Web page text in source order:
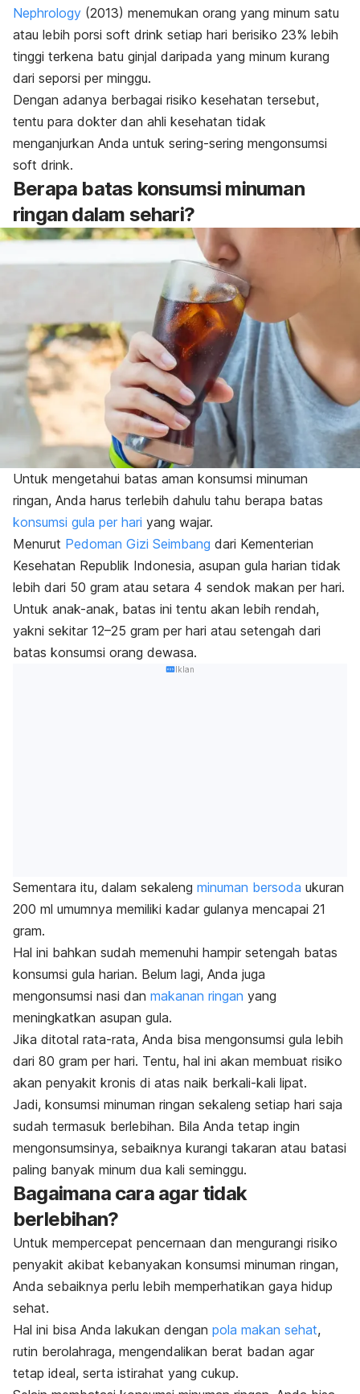
Nephrology (2013) menemukan orang yang minum satu
atau lebih porsi soft drink setiap hari berisiko 23% lebih
tinggi terkena batu ginjal daripada yang minum kurang
dari seporsi per minggu.
Dengan adanya berbagai risiko kesehatan tersebut,
tentu para dokter dan ahli kesehatan tidak
menganjurkan Anda untuk sering-sering mengonsumsi
soft drink.
Berapa batas konsumsi minuman
ringan dalam sehari?
Untuk mengetahui batas aman konsumsi minuman
ringan, Anda harus terlebih dahulu tahu berapa batas
konsumsi gula per hari yang wajar.
Menurut Pedoman Gizi Seimbang dari Kementerian
Kesehatan Republik Indonesia, asupan gula harian tidak
lebih dari 50 gram atau setara 4 sendok makan per hari.
Untuk anak-anak, batas ini tentu akan lebih rendah,
yakni sekitar 12–25 gram per hari atau setengah dari
batas konsumsi orang dewasa.
Iklan
Sementara itu, dalam sekaleng minuman bersoda ukuran
200 ml umumnya memiliki kadar gulanya mencapai 21
gram.
Hal ini bahkan sudah memenuhi hampir setengah batas
konsumsi gula harian. Belum lagi, Anda juga
mengonsumsi nasi dan makanan ringan yang
meningkatkan asupan gula.
Jika ditotal rata-rata, Anda bisa mengonsumsi gula lebih
dari 80 gram per hari. Tentu, hal ini akan membuat risiko
akan penyakit kronis di atas naik berkali-kali lipat.
Jadi, konsumsi minuman ringan sekaleng setiap hari saja
sudah termasuk berlebihan. Bila Anda tetap ingin
mengonsumsinya, sebaiknya kurangi takaran atau batasi
paling banyak minum dua kali seminggu.
Bagaimana cara agar tidak
berlebihan?
Untuk mempercepat pencernaan dan mengurangi risiko
penyakit akibat kebanyakan konsumsi minuman ringan,
Anda sebaiknya perlu lebih memperhatikan gaya hidup
sehat.
Hal ini bisa Anda lakukan dengan pola makan sehat,
rutin berolahraga, mengendalikan berat badan agar
tetap ideal, serta istirahat yang cukup.